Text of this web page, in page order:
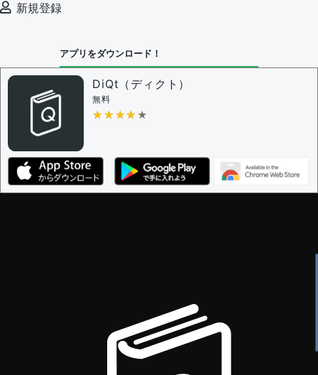
新規登録
アプリをダウンロード！
DiQt（ディクト）
無料
★★★★★
★★★★★